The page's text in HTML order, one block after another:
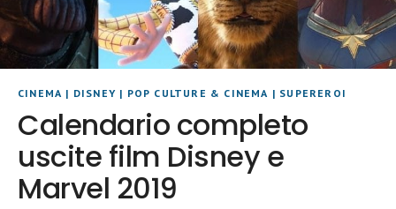
CINEMA | DISNEY | POP CULTURE & CINEMA | SUPEREROI
Calendario completo
uscite film Disney e
Marvel 2019